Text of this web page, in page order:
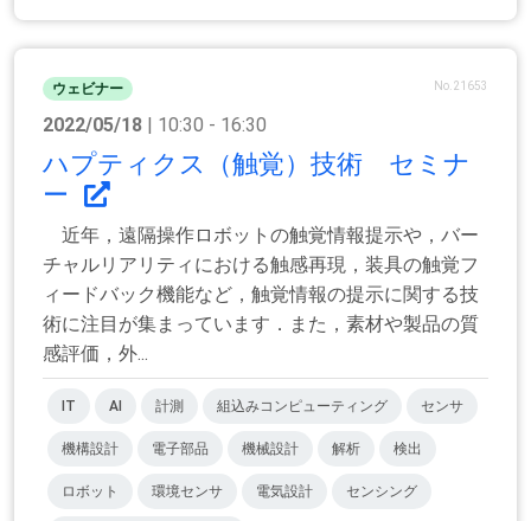
ウェビナー No.21653
2022/05/18 | 10:30 - 16:30
ハプティクス（触覚）技術 セミナ
ー
近年，遠隔操作ロボットの触覚情報提示や，バー
チャルリアリティにおける触感再現，装具の触覚フ
ィードバック機能など，触覚情報の提示に関する技
術に注目が集まっています．また，素材や製品の質
感評価，外...
IT AI 計測 組込みコンピューティング センサ
機構設計 電子部品 機械設計 解析 検出
ロボット 環境センサ 電気設計 センシング